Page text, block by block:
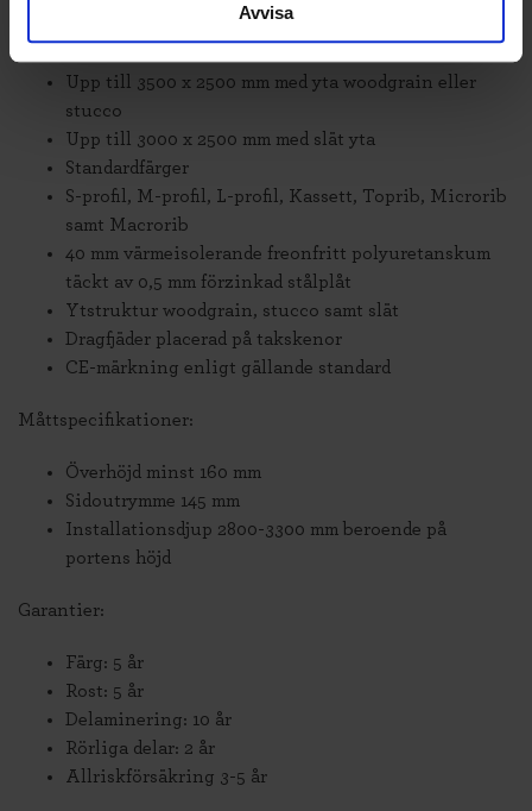
Avvisa
TEKNISK SPECIFIKATION
Upp till 3500 x 2500 mm med yta woodgrain eller
stucco
Upp till 3000 x 2500 mm med slät yta
Standardfärger
S-profil, M-profil, L-profil, Kassett, Toprib, Microrib
samt Macrorib
40 mm värmeisolerande freonfritt polyuretanskum
täckt av 0,5 mm förzinkad stålplåt
Ytstruktur woodgrain, stucco samt slät
Dragfjäder placerad på takskenor
CE-märkning enligt gällande standard
Måttspecifikationer:
Överhöjd minst 160 mm
Sidoutrymme 145 mm
Installationsdjup 2800-3300 mm beroende på
portens höjd
Garantier:
Färg: 5 år
Rost: 5 år
Delaminering: 10 år
Rörliga delar: 2 år
Allriskförsäkring 3-5 år